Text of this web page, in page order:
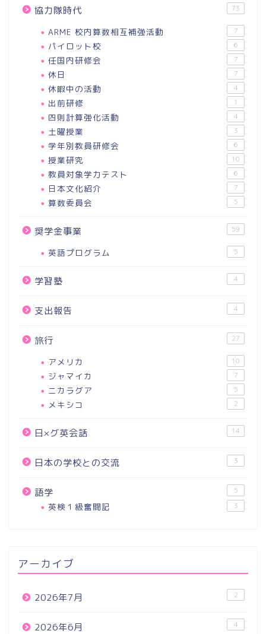
協力隊時代 73
ARME 校内算数相互補強活動 7
パイロット校 6
任国内研修会 7
休日 7
休暇中の活動 4
出前研修 1
四則計算強化活動 4
土曜授業 3
学年別教員研修会 6
授業研究 10
教員対象学力テスト 6
日本文化紹介 7
算数委員会 5
奨学金事業 59
英語プログラム 5
学習塾 4
支出報告 4
旅行 27
アメリカ 10
ジャマイカ 7
ニカラグア 5
メキシコ 2
日×グ英会話 14
日本の学校との交流 3
語学 5
英検１級奮闘記 3
アーカイブ
2026年7月 2
2026年6月 4